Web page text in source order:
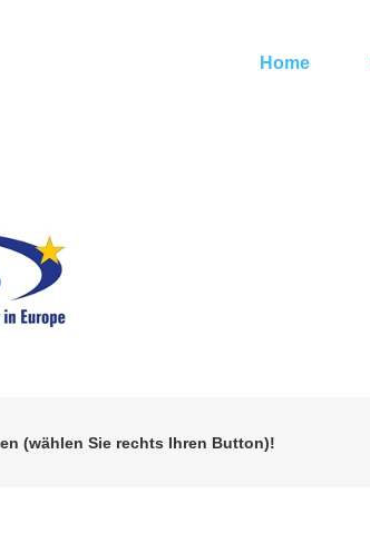
Home
(wählen Sie rechts Ihren Button)!